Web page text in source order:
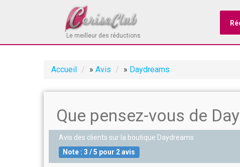
Le meilleur des réductions
Accueil » Avis » Daydreams
Que pensez-vous de
Avis des clients sur la boutique Daydreams
Note :3 /5 pour 2avis